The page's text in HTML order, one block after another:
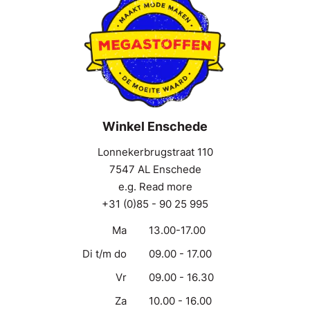
Winkel Enschede
Lonnekerbrugstraat 110
7547 AL Enschede
e.g. Read more
+31 (0)85 - 90 25 995
Ma
13.00-17.00
Di t/m do
09.00 - 17.00
Vr
09.00 - 16.30
Za
10.00 - 16.00